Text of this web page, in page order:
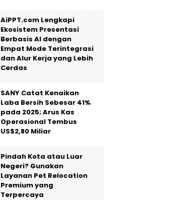
AiPPT.com Lengkapi
Ekosistem Presentasi
Berbasis AI dengan
Empat Mode Terintegrasi
dan Alur Kerja yang Lebih
Cerdas
SANY Catat Kenaikan
Laba Bersih Sebesar 41%
pada 2025; Arus Kas
Operasional Tembus
US$2,80 Miliar
Pindah Kota atau Luar
Negeri? Gunakan
Layanan Pet Relocation
Premium yang
Terpercaya